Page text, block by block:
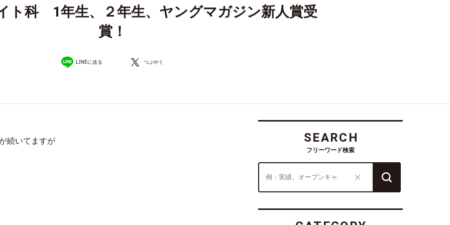
ト科 1年生、２年生、ヤングマガジン新人賞受
賞！
LINEに送る つぶやく
続いてますが SEARCH
フリーワード検索